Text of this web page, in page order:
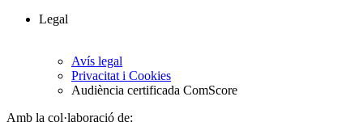
Legal
Avís legal
Privacitat i Cookies
Audiència certificada ComScore
Amb la col·laboració de: